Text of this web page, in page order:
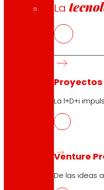
La
La l+D+i
Venture
De las ideas